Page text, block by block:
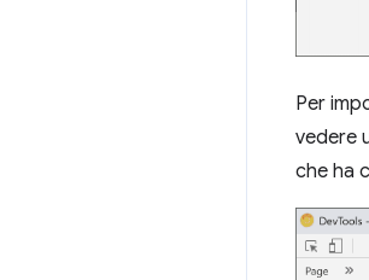
Per
vedere
che ha